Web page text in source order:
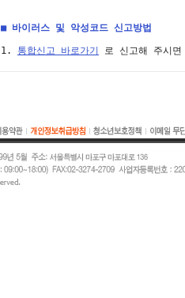
■ 바이러스 및 악성코드 신고방법
1. 통합신고 바로가기 로 신고해 주시